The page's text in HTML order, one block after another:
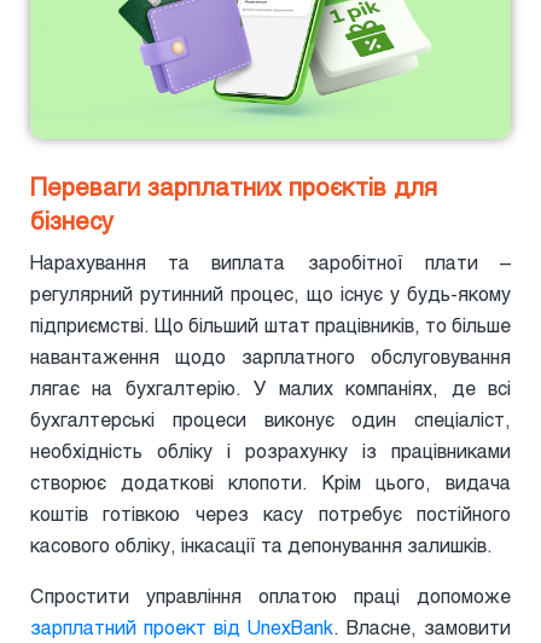
Переваги зарплатних проєктів для
бізнесу
Нарахування та виплата заробітної плати –
регулярний рутинний процес, що існує у будь-якому
підприємстві. Що більший штат працівників, то більше
навантаження щодо зарплатного обслуговування
лягає на бухгалтерію. У малих компаніях, де всі
бухгалтерські процеси виконує один спеціаліст,
необхідність обліку і розрахунку із працівниками
створює додаткові клопоти. Крім цього, видача
коштів готівкою через касу потребує постійного
касового обліку, інкасації та депонування залишків.
Спростити управління оплатою праці допоможе
зарплатний проект від UnexBank. Власне, замовити